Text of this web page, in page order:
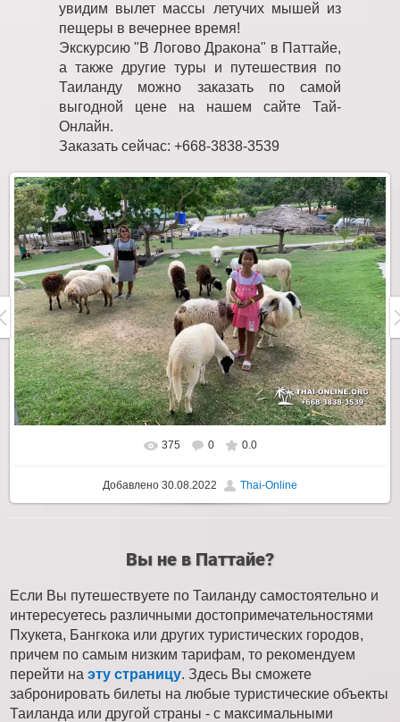
увидим вылет массы летучих мышей из
пещеры в вечернее время!
Экскурсию "В Логово Дракона" в Паттайе,
а также другие туры и путешествия по
Таиланду можно заказать по самой
выгодной цене на нашем сайте Тай-
Онлайн.
Заказать сейчас: +668-3838-3539
375 0 0.0
Добавлено 30.08.2022 Thai-Online
Вы не в Паттайе?
Если Вы путешествуете по Таиланду самостоятельно и
интересуетесь различными достопримечательностями
Пхукета, Бангкока или других туристических городов,
причем по самым низким тарифам, то рекомендуем
перейти на эту страницу. Здесь Вы сможете
забронировать билеты на любые туристические объекты
Таиланда или другой страны - с максимальными